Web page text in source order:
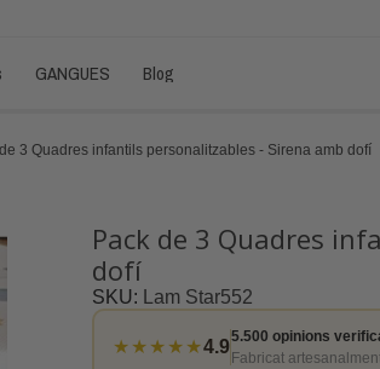
GANGUES Blog
3 Quadres infantils personalitzables - Sirena amb dofí
Pack de 3 Quadres
dofí
SKU Lam Star552
★★★★★4.9
5.500 opinions
Fabricat